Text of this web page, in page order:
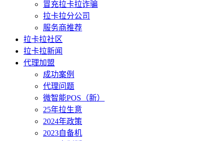
冒充拉卡拉诈骗
拉卡拉分公司
服务商推荐
拉卡拉社区
拉卡拉新闻
代理加盟
成功案例
代理问题
微智能POS（新）
25年拉生意
2024年政策
2023自备机